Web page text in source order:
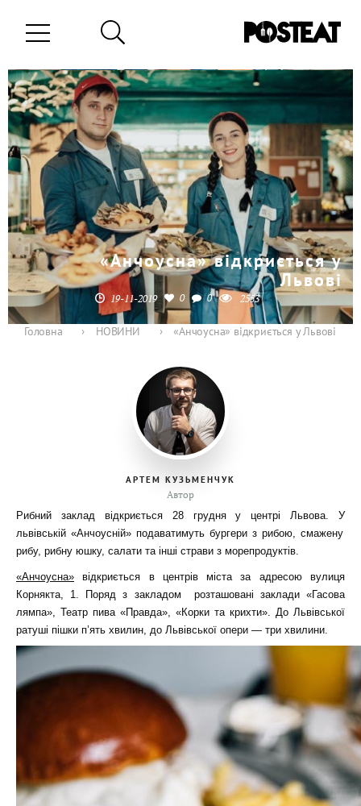
«Анчоусна» відкриється у
Львові
19-11-2019 0 0 2553
Головна › НОВИНИ › «Анчоусна» відкриється у Львові
АРТЕМ КУЗЬМЕНЧУК
Автор
Рибний заклад відкриється 28 грудня у центрі Львова. У
львівській «Анчоусній» подаватимуть бургери з рибою, смажену
рибу, рибну юшку, салати та інші страви з морепродуктів.
«Анчоусна» відкриється в центрів міста за адресою вулиця
Корнякта, 1.
Поряд з закладом розташовані заклади «Гасова
лямпа», Театр пива «Правда», «Корки та крихти». До Львівської
ратуші пішки п’ять хвилин, до Львівської опери — три хвилини.